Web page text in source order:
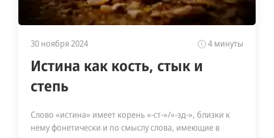
30 ноября 2024 4 минуты
Истина как кость, стык и
степь
Слово «истина» имеет корень «-ст-»/«-зд-», близки к
нему фонетически и по смыслу слова, имеющие в